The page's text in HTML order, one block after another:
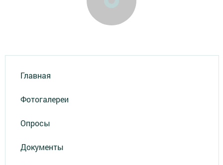
Главная
Фотогалереи
Опросы
Документы